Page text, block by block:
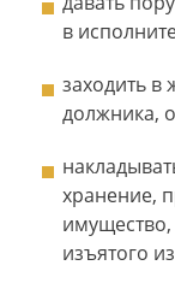
в
заходить
должника,
хранение,
изъятого